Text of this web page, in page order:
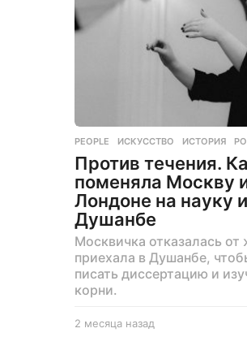
PEOPLE ИСКУССТВО ,ИСТОРИЯ ,
Против течения.
поменяла Москву
Лондоне на науку
Душанбе
Москвичка отказалась от
приехала в Душанбе,
писать диссертацию и
корни.
2 месяца назад